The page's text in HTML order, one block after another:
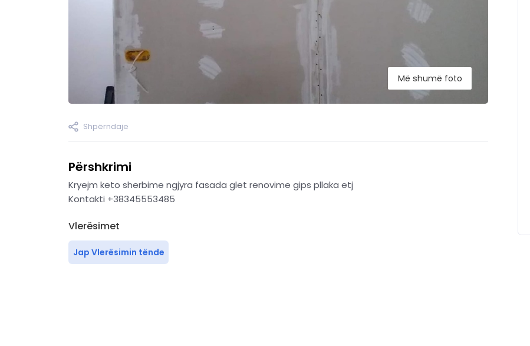
Më shumë foto
Shpërndaje
Përshkrimi
Kryejm keto sherbime ngjyra fasada glet renovime gips pllaka etj
Kontakti +38345553485
Vlerësimet
Jap Vlerësimin tënde